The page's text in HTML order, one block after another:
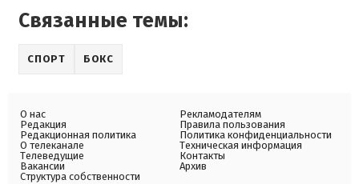
Связанные темы:
СПОРТ БОКС
О нас
Редакция
Редакционная политика
О телеканале
Телеведущие
Вакансии
Структура собственности
Рекламодателям
Правила пользования
Политика конфиденциальности
Техническая информация
Контакты
Архив